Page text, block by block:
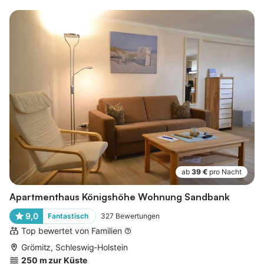
ab 39 € pro Nacht
Apartmenthaus Königshöhe Wohnung Sandbank
9,0 Fantastisch 327 Bewertungen
Top bewertet von Familien
Grömitz, Schleswig-Holstein
250 m zur Küste